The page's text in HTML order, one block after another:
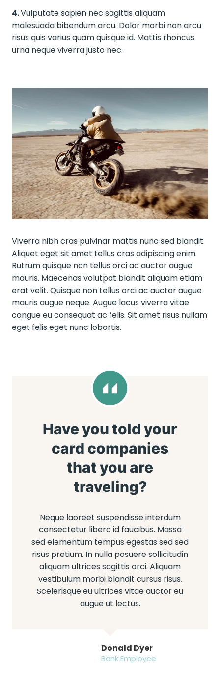
4.Vulputate sapien nec sagittis aliquam
malesuada bibendum arcu. Dolor morbi non arcu
risus quis varius quam quisque id. Mattis rhoncus
urna neque viverra justo nec.
Viverra nibh cras pulvinar mattis nunc sed blandit.
Aliquet eget sit amet tellus cras adipiscing enim.
Rutrum quisque non tellus orci ac auctor augue
mauris. Maecenas volutpat blandit aliquam etiam
erat velit. Quisque non tellus orci ac auctor augue
mauris augue neque. Augue lacus viverra vitae
congue eu consequat ac felis. Sit amet risus nullam
eget felis eget nunc lobortis.
Have you told your
card companies
that you are
traveling?
Neque laoreet suspendisse interdum
consectetur libero id faucibus. Massa
sed elementum tempus egestas sed sed
risus pretium. In nulla posuere sollicitudin
aliquam ultrices sagittis orci. Aliquam
vestibulum morbi blandit cursus risus.
Scelerisque eu ultrices vitae auctor eu
augue ut lectus.
Donald Dyer
Bank Employee